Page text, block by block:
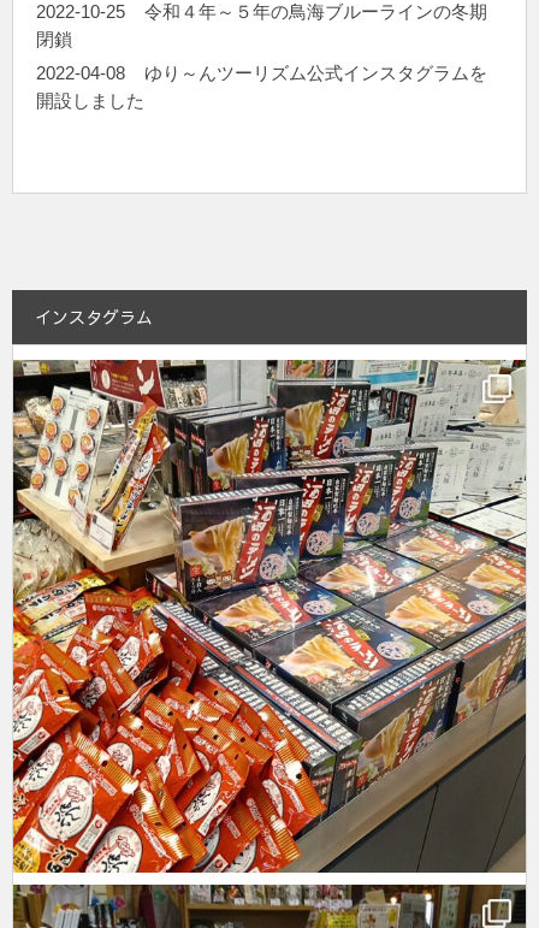
2022-10-25
令和４年～５年の鳥海ブルーラインの冬期
閉鎖
2022-04-08
ゆり～んツーリズム公式インスタグラムを
開設しました
インスタグラム